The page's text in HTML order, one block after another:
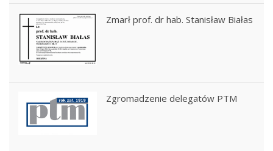
Zmarł prof. dr hab. Stanisław Białas
Zgromadzenie delegatów PTM